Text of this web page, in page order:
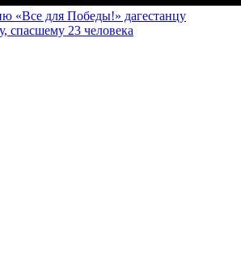
«Все для Победы!» дагестанцу
спасшему 23 человека